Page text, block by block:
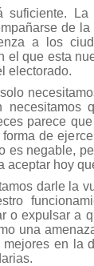
suficiente.
de
a los
el que esta
electorado.
parece
de
es negable,
aceptar hoy
darle la
o expulsar a
una
en la